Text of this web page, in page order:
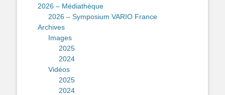
2026 – Médiathèque
2026 – Symposium VARIO France
Archives
Images
2025
2024
Vidéos
2025
2024